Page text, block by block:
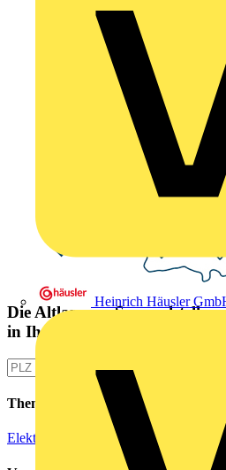
Heinrich Häusler
Die Altlampen Sammelstelle
in Ihrer Nähe
Themen
Elektroinstallation